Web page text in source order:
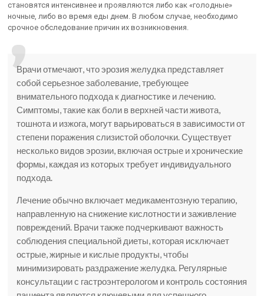
становятся интенсивнее и проявляются либо как «голодные»
ночные, либо во время еды днем. В любом случае, необходимо
срочное обследование причин их возникновения.
Врачи отмечают, что эрозия желудка представляет
собой серьезное заболевание, требующее
внимательного подхода к диагностике и лечению.
Симптомы, такие как боли в верхней части живота,
тошнота и изжога, могут варьироваться в зависимости от
степени поражения слизистой оболочки. Существует
несколько видов эрозии, включая острые и хронические
формы, каждая из которых требует индивидуального
подхода.
Лечение обычно включает медикаментозную терапию,
направленную на снижение кислотности и заживление
повреждений. Врачи также подчеркивают важность
соблюдения специальной диеты, которая исключает
острые, жирные и кислые продукты, чтобы
минимизировать раздражение желудка. Регулярные
консультации с гастроэнтерологом и контроль состояния